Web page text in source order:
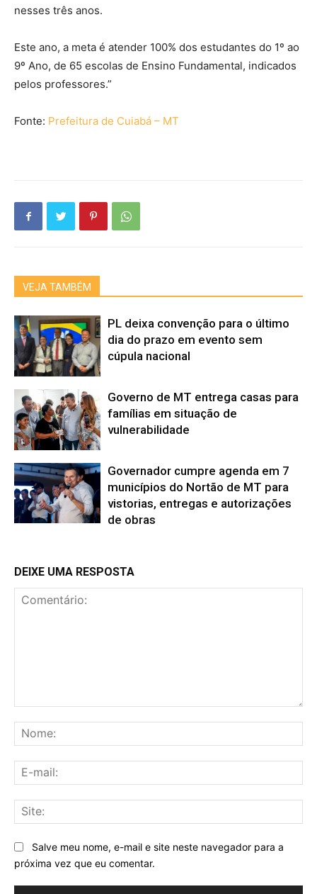
nesses três anos.
Este ano, a meta é atender 100% dos estudantes do 1º ao
9º Ano, de 65 escolas de Ensino Fundamental, indicados
pelos professores.”
Fonte: Prefeitura de Cuiabá – MT
VEJA TAMBÉM
PL deixa convenção para o último
dia do prazo em evento sem
cúpula nacional
Governo de MT entrega casas para
famílias em situação de
vulnerabilidade
Governador cumpre agenda em 7
municípios do Nortão de MT para
vistorias, entregas e autorizações
de obras
DEIXE UMA RESPOSTA
Salve meu nome, e-mail e site neste navegador para a
próxima vez que eu comentar.